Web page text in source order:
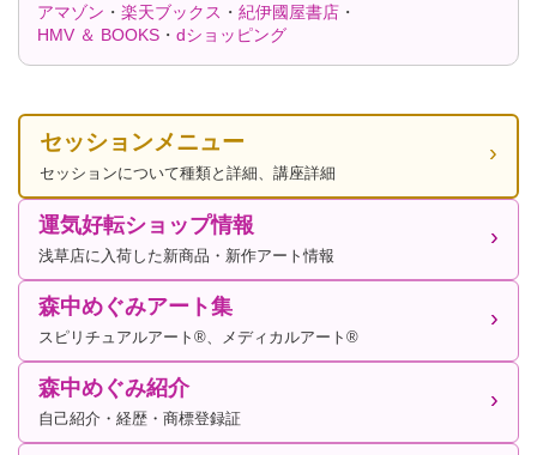
アマゾン ・ 楽天ブックス ・ 紀伊國屋書店 ・
HMV ＆ BOOKS ・ dショッピング
セッションメニュー
セッションについて種類と詳細、講座詳細
運気好転ショップ情報
浅草店に入荷した新商品・新作アート情報
森中めぐみアート集
スピリチュアルアート®、メディカルアート®
森中めぐみ紹介
自己紹介・経歴・商標登録証